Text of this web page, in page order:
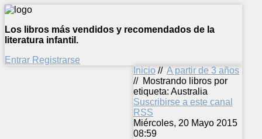
Los libros más vendidos y recomendados de la
literatura infantil.
Entrar Registrarse
Inicio // A partir de 3 años
// Mostrando libros por
etiqueta: Australia
Suscribirse a este canal
RSS
Miércoles, 20 Mayo 2015
08:59